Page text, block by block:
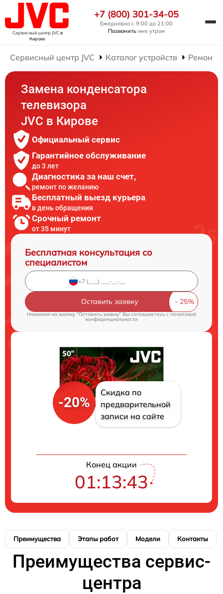
Сервисный центр JVCв
Кирове
+7 (800) 301-34-05
Ежедневно с 9:00 до 21:00
Позвонить мне утром
Сервисный центр JVC Каталог устройств Ремонт
Замена конденсатора
телевизора
JVC в Кирове
Официальный сервис
Гарантийное обслуживание
до 3 лет
Диагностика за наш счет,
ремонт по желанию
Бесплатный выезд курьера
в день обращения
Срочный ремонт
от 35 минут
Бесплатная консультация со
специалистом
Оставить заявку
Нажимая на кнопку "Оставить заявку" Вы соглашаетесь cполитикой
конфиденциальности
-20%
Скидка по
предварительной
записи на сайте
Конец акции
01:13:41
Преимущества Этапы работ Модели Контакты
Преимущества сервис-
центра